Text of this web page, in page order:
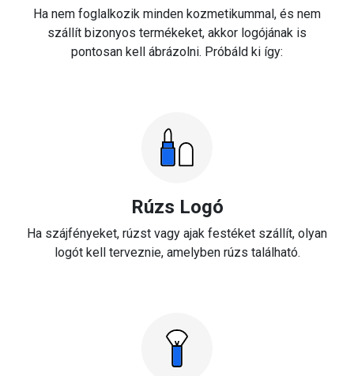
Ha nem foglalkozik minden kozmetikummal, és nem
szállít bizonyos termékeket, akkor logójának is
pontosan kell ábrázolni. Próbáld ki így:
Rúzs Logó
Ha szájfényeket, rúzst vagy ajak festéket szállít, olyan
logót kell terveznie, amelyben rúzs található.